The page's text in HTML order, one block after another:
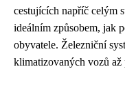
cestujících napříč celým
ideálním způsobem, jak
obyvatele. Železniční
klimatizovaných vozů až